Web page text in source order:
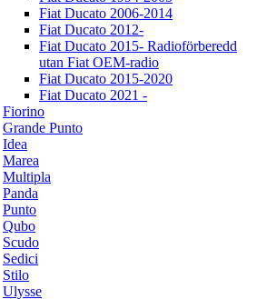
Fiat Ducato 2006-2014
Fiat Ducato 2012-
Fiat Ducato 2015- Radioförberedd
utan Fiat OEM-radio
Fiat Ducato 2015-2020
Fiat Ducato 2021 -
Fiorino
Grande Punto
Idea
Marea
Multipla
Panda
Punto
Qubo
Scudo
Sedici
Stilo
Ulysse